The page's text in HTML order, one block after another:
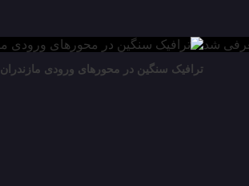
ترافیک سنگین در محور‌های ورودی مازندران